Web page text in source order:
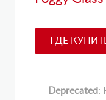
ГДЕ
Deprecated: